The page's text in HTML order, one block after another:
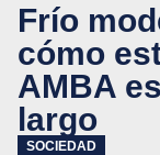
Frío
cómo
AMBA
largo
SOCIEDAD